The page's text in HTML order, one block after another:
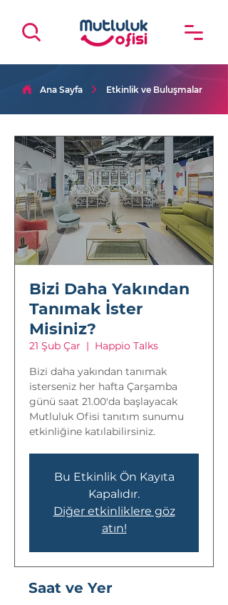
Ana Sayfa Etkinlik ve Buluşmalar
Bizi Daha Yakından
Tanımak İster
Misiniz?
21 Şub Çar
  |
Happio Talks
Bizi daha yakından tanımak
isterseniz her hafta Çarşamba
günü saat 21.00'da başlayacak
Mutluluk Ofisi tanıtım sunumu
etkinliğine katılabilirsiniz.
Bu Etkinlik Ön Kayıta
Kapalıdır.
Diğer etkinliklere göz
atın!
Saat ve Yer